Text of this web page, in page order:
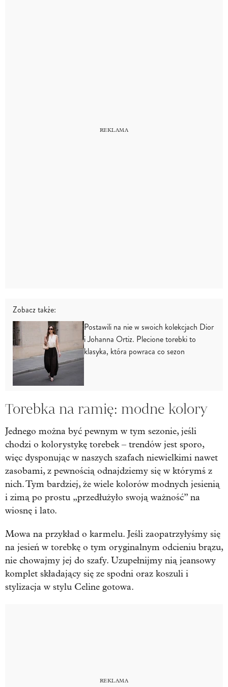
Zobacz także:
Postawili na nie w swoich kolekcjach Dior
i Johanna Ortiz. Plecione torebki to
klasyka, która powraca co sezon
Torebka na ramię: modne kolory
Jednego można być pewnym w tym sezonie, jeśli
chodzi o kolorystykę torebek – trendów jest sporo,
więc dysponując w naszych szafach niewielkimi nawet
zasobami, z pewnością odnajdziemy się w którymś z
nich. Tym bardziej, że wiele kolorów modnych jesienią
i zimą po prostu „przedłużyło swoją ważność” na
wiosnę i lato.
Mowa na przykład o karmelu. Jeśli zaopatrzyłyśmy się
na jesień w torebkę o tym oryginalnym odcieniu brązu,
nie chowajmy jej do szafy. Uzupełnijmy nią jeansowy
komplet składający się ze spodni oraz koszuli i
stylizacja w stylu Celine gotowa.